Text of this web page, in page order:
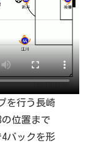
を行う長崎
の位置まで
バックを形